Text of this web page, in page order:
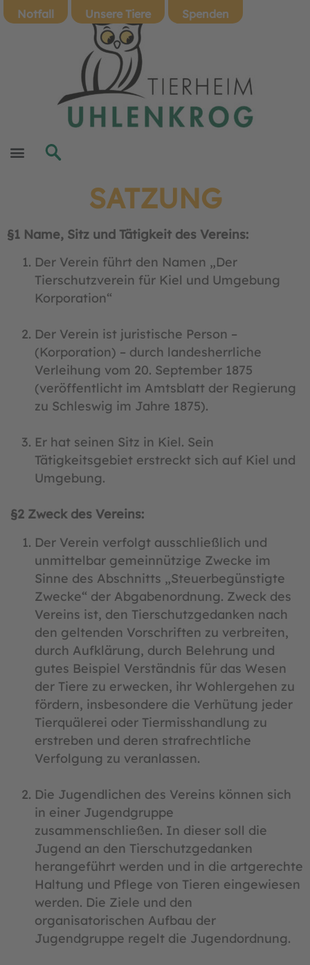
Notfall Unsere Tiere Spenden
SATZUNG
§1 Name, Sitz und Tätigkeit des Vereins:
Der Verein führt den Namen „Der
Tierschutzverein für Kiel und Umgebung
Korporation“
Der Verein ist juristische Person –
(Korporation) – durch landesherrliche
Verleihung vom 20. September 1875
(veröffentlicht im Amtsblatt der Regierung
zu Schleswig im Jahre 1875).
Er hat seinen Sitz in Kiel. Sein
Tätigkeitsgebiet erstreckt sich auf Kiel und
Umgebung.
§2 Zweck des Vereins:
Der Verein verfolgt ausschließlich und
unmittelbar gemeinnützige Zwecke im
Sinne des Abschnitts „Steuerbegünstigte
Zwecke“ der Abgabenordnung. Zweck des
Vereins ist, den Tierschutzgedanken nach
den geltenden Vorschriften zu verbreiten,
durch Aufklärung, durch Belehrung und
gutes Beispiel Verständnis für das Wesen
der Tiere zu erwecken, ihr Wohlergehen zu
fördern, insbesondere die Verhütung jeder
Tierquälerei oder Tiermisshandlung zu
erstreben und deren strafrechtliche
Verfolgung zu veranlassen.
Die Jugendlichen des Vereins können sich
in einer Jugendgruppe
zusammenschließen. In dieser soll die
Jugend an den Tierschutzgedanken
herangeführt werden und in die artgerechte
Haltung und Pflege von Tieren eingewiesen
werden. Die Ziele und den
organisatorischen Aufbau der
Jugendgruppe regelt die Jugendordnung.